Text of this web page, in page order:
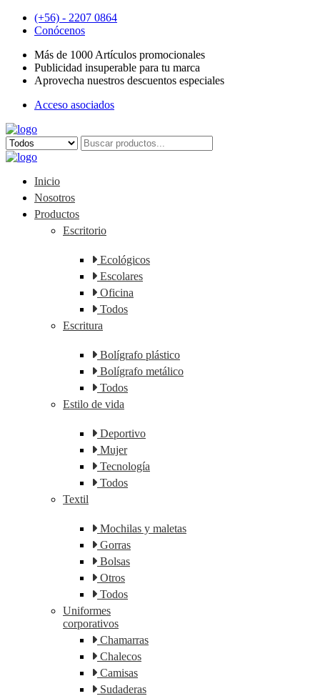
(+56) - 2207 0864
Conócenos
Más de 1000 Artículos promocionales
Publicidad insuperable para tu marca
Aprovecha nuestros descuentos especiales
Acceso asociados
Inicio
Nosotros
Productos
Escritorio
Ecológicos
Escolares
Oficina
Todos
Escritura
Bolígrafo plástico
Bolígrafo metálico
Todos
Estilo de vida
Deportivo
Mujer
Tecnología
Todos
Textil
Mochilas y maletas
Gorras
Bolsas
Otros
Todos
Uniformes
corporativos
Chamarras
Chalecos
Camisas
Sudaderas